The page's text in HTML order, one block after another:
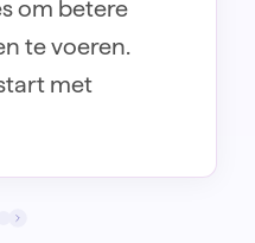
om betere
te voeren.
met
van AI.
en